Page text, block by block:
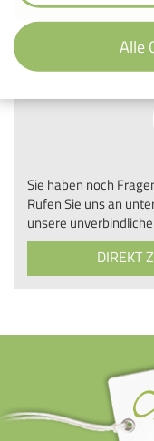
Sie haben noch
Rufen Sie uns an
unsere
DIREKT
Alle